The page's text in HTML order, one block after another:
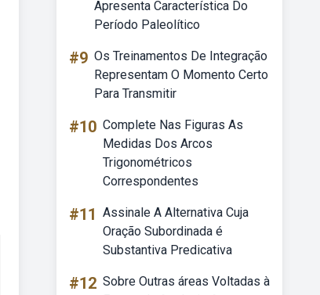
Apresenta Característica Do
Período Paleolítico
#9 Os Treinamentos De Integração
Representam O Momento Certo
Para Transmitir
#10 Complete Nas Figuras As
Medidas Dos Arcos
Trigonométricos
Correspondentes
#11 Assinale A Alternativa Cuja
Oração Subordinada é
Substantiva Predicativa
#12 Sobre Outras áreas Voltadas à